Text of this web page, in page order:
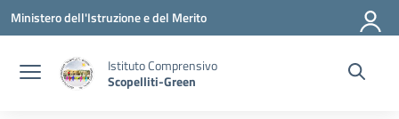
Vai ai contenuti
Vai al menu di navigazione
Vai al footer
Ministero dell'Istruzione e del Merito
Istituto Comprensivo
Scopelliti-Green